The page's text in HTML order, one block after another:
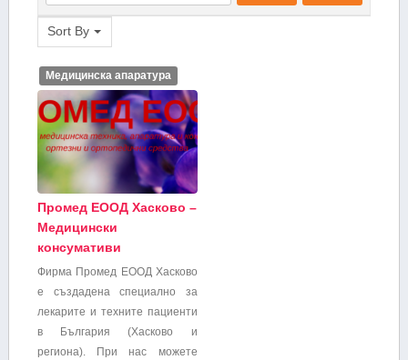
Sort By
Медицинска апаратура
Промед ЕООД Хасково –
Медицински
консумативи
Фирма Промед ЕООД Хасково
е създадена специално за
лекарите и техните пациенти
в България (Хасково и
региона). При нас можете